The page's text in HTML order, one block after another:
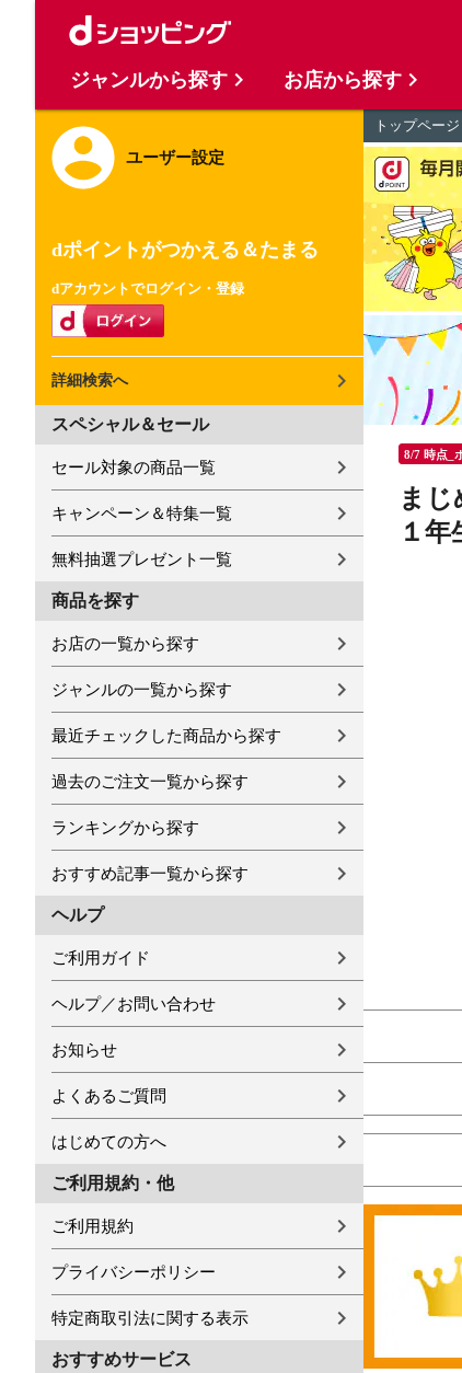
ユーザー設定
dポイントがつかえる＆たまる
dアカウントでログイン・登録
詳細検索へ
スペシャル＆セール
セール対象の商品一覧
キャンペーン＆特集一覧
無料抽選プレゼント一覧
商品を探す
お店の一覧から探す
ジャンルの一覧から探す
最近チェックした商品から探す
過去のご注文一覧から探す
ランキングから探す
おすすめ記事一覧から探す
ヘルプ
ご利用ガイド
ヘルプ／お問い合わせ
お知らせ
よくあるご質問
はじめての方へ
ご利用規約・他
ご利用規約
プライバシーポリシー
特定商取引法に関する表示
おすすめサービス
トップページ
8/7 時点_
ま
１
ジャンルから探す お店から探す